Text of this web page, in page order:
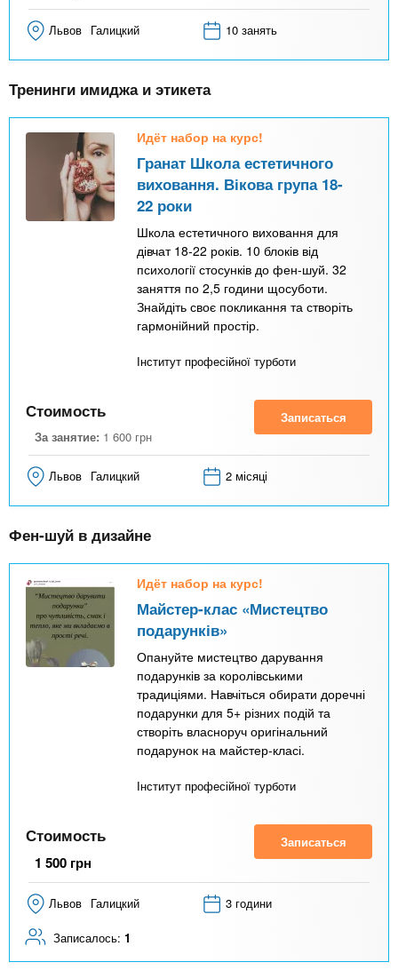
Львов Галицкий 10 занять
Тренинги имиджа и этикета
Идёт набор на курс!
Гранат Школа естетичного
виховання. Вікова група 18-
22 роки
Школа естетичного виховання для
дівчат 18-22 років. 10 блоків від
психології стосунків до фен-шуй. 32
заняття по 2,5 години щосуботи.
Знайдіть своє покликання та створіть
гармонійний простір.
Інститут професійної турботи
Стоимость
За занятие: 1 600 грн
Записаться
Львов Галицкий 2 місяці
Фен-шуй в дизайне
Идёт набор на курс!
Майстер-клас «Мистецтво
подарунків»
Опануйте мистецтво дарування
подарунків за королівськими
традиціями. Навчіться обирати доречні
подарунки для 5+ різних подій та
створіть власноруч оригінальний
подарунок на майстер-класі.
Інститут професійної турботи
Стоимость
1 500 грн
Записаться
Львов Галицкий 3 години
Записалось: 1